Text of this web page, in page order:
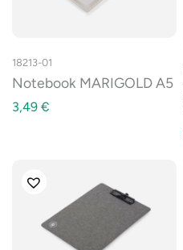
18213-01
Notebook MARIGOLD A5
3,49 €